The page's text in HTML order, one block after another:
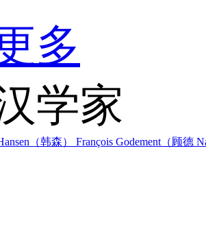
多
学家
（韩森） François Godement（顾德